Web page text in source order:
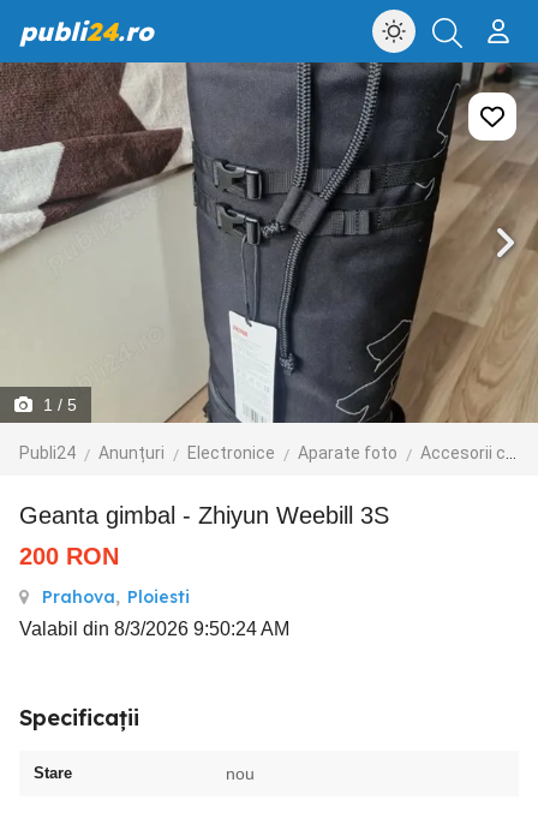
publi24.ro
1 / 5
Publi24 Anunțuri Electronice Aparate foto Accesorii camere foto
Geanta gimbal - Zhiyun Weebill 3S
200 RON
Prahova, Ploiesti
Valabil din 8/3/2026 9:50:24 AM
Specificații
Stare nou